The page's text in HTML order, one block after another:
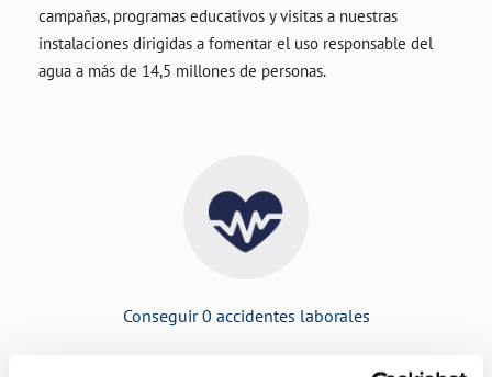
campañas, programas educativos y visitas a nuestras
instalaciones dirigidas a fomentar el uso responsable del
agua a más de 14,5 millones de personas.
Conseguir 0 accidentes laborales